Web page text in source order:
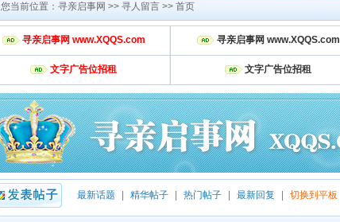
您当前位置： 寻亲启事网 >> 寻人留言 >> 首页
寻亲启事网 www.XQQS.com 寻亲启事网 www.XQQS.com
文字广告位招租 文字广告位招租
最新话题 | 精华帖子 | 热门帖子 | 最新回复 | 切换到平板